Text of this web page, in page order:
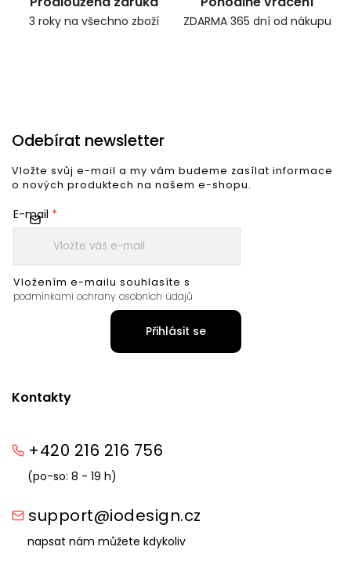
3 roky na všechno zboží ZDARMA 365 dní od nákupu
Kontakty
+420 216 216 756
(po-so: 8 - 19 h)
support@iodesign.cz
napsat nám můžete kdykoliv
Odebírat newsletter
Vložte svůj e-mail a my vám budeme zasílat informace
o nových produktech na našem e-shopu.
E-mail
Vložením e-mailu souhlasíte s
podmínkami ochrany osobních údajů
Přihlásit se